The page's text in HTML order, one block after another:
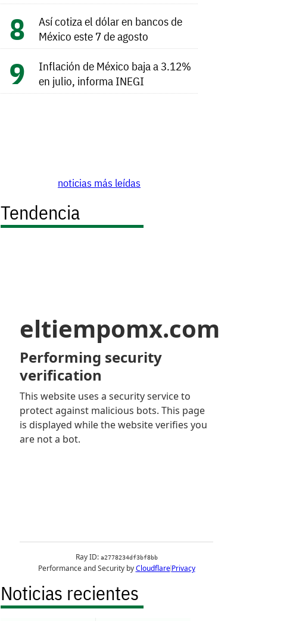
Así cotiza el dólar en bancos de
México este 7 de agosto
Inflación de México baja a 3.12%
en julio, informa INEGI
noticias más leídas
Tendencia
Noticias recientes